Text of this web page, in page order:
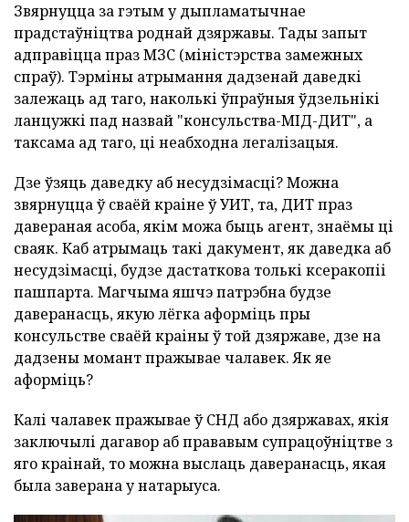
Звярнуцца за гэтым у дыпламатычнае
прадстаўніцтва роднай дзяржавы. Тады запыт
адправіцца праз МЗС (міністэрства замежных
спраў). Тэрміны атрымання дадзенай даведкі
залежаць ад таго, наколькі ўпраўныя ўдзельнікі
ланцужкі пад назвай "консульства-МІД-ДИТ", а
таксама ад таго, ці неабходна легалізацыя.
Дзе ўзяць даведку аб несудзімасці? Можна
звярнуцца ў сваёй краіне ў УИТ, та, ДИТ праз
давераная асоба, якім можа быць агент, знаёмы ці
сваяк. Каб атрымаць такі дакумент, як даведка аб
несудзімасці, будзе дастаткова толькі ксеракопіі
пашпарта. Магчыма яшчэ патрэбна будзе
даверанасць, якую лёгка аформіць пры
консульстве сваёй краіны ў той дзяржаве, дзе на
дадзены момант пражывае чалавек. Як яе
аформіць?
Калі чалавек пражывае ў СНД або дзяржавах, якія
заключылі дагавор аб прававым супрацоўніцтве з
яго краінай, то можна выслаць даверанасць, якая
была заверана у натарыуса.